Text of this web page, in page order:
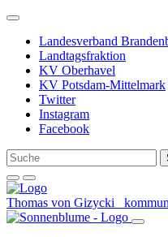
Weiter
Inhalt
Landesverband
Landtagsfraktion
KV Oberhavel
KV Potsdam-Mittelmark
Twitter
Instagram
Facebook
Thomas von Gizycki